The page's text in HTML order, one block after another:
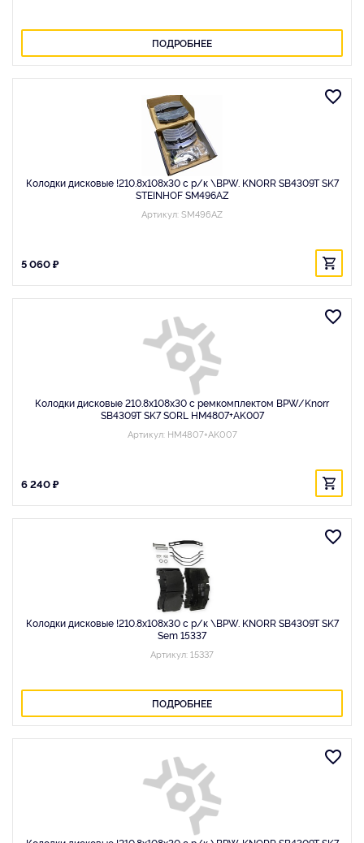
ПОДРОБНЕЕ
Колодки дисковые !210.8x108x30 с р/к \BPW. KNORR SB4309T SK7
STEINHOF SM496AZ
Артикул: SM496AZ
5 060 ₽
Колодки дисковые 210.8x108x30 с ремкомплектом BPW/Knorr
SB4309T SK7 SORL HM4807+AK007
Артикул: HM4807+AK007
6 240 ₽
Колодки дисковые !210.8x108x30 с р/к \BPW. KNORR SB4309T SK7
Sem 15337
Артикул: 15337
ПОДРОБНЕЕ